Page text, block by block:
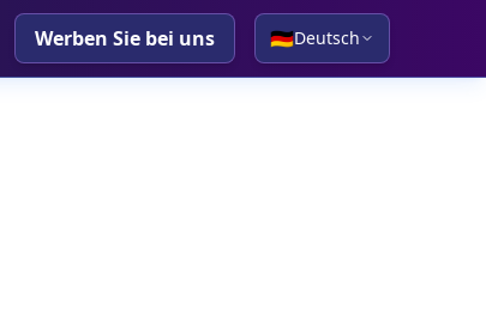
Werben Sie bei uns 🇩🇪Deutsch